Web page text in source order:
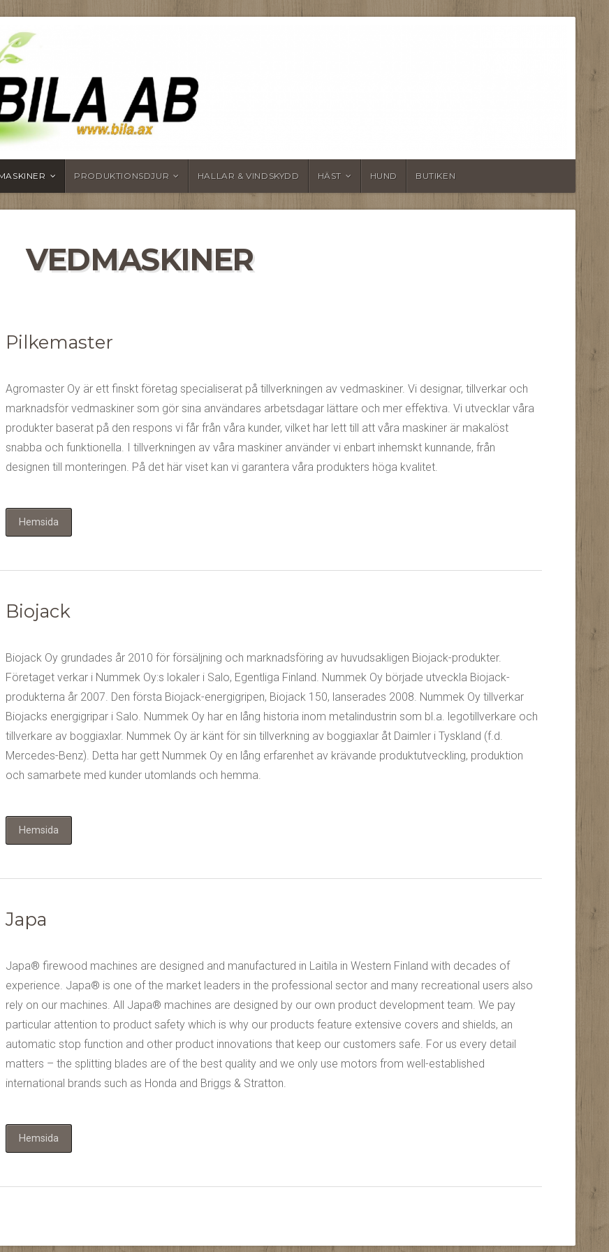
PRODUKTIONSDJUR HALLAR & VINDSKYDD HÄST HUND BUTIKEN
VEDMASKINER
Pilkemaster
Agromaster Oy är ett finskt företag specialiserat på tillverkningen av vedmaskiner. Vi designar, tillverkar och
marknadsför vedmaskiner som gör sina användares arbetsdagar lättare och mer effektiva. Vi utvecklar våra
produkter baserat på den respons vi får från våra kunder, vilket har lett till att våra maskiner är makalöst
snabba och funktionella. I tillverkningen av våra maskiner använder vi enbart inhemskt kunnande, från
designen till monteringen. På det här viset kan vi garantera våra produkters höga kvalitet.
Hemsida
Biojack
Biojack Oy grundades år 2010 för försäljning och marknadsföring av huvudsakligen Biojack-produkter.
Företaget verkar i Nummek Oy:s lokaler i Salo, Egentliga Finland. Nummek Oy började utveckla Biojack-
produkterna år 2007. Den första Biojack-energigripen, Biojack 150, lanserades 2008. Nummek Oy tillverkar
Biojacks energigripar i Salo. Nummek Oy har en lång historia inom metalindustrin som bl.a. legotillverkare och
tillverkare av boggiaxlar. Nummek Oy är känt för sin tillverkning av boggiaxlar åt Daimler i Tyskland (f.d.
Mercedes-Benz). Detta har gett Nummek Oy en lång erfarenhet av krävande produktutveckling, produktion
och samarbete med kunder utomlands och hemma.
Hemsida
Japa
Japa® firewood machines are designed and manufactured in Laitila in Western Finland with decades of
experience. Japa® is one of the market leaders in the professional sector and many recreational users also
rely on our machines. All Japa® machines are designed by our own product development team. We pay
particular attention to product safety which is why our products feature extensive covers and shields, an
automatic stop function and other product innovations that keep our customers safe. For us every detail
matters – the splitting blades are of the best quality and we only use motors from well-established
international brands such as Honda and Briggs & Stratton.
Hemsida